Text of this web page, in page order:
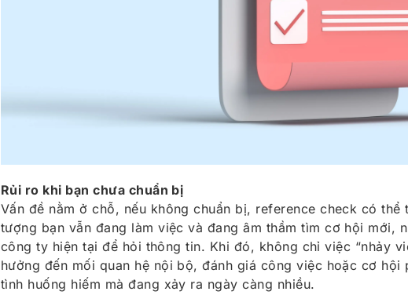
Rủi ro khi bạn chưa chuẩn bị
Vấn đề nằm ở chỗ, nếu không chuẩn bị, reference check có
tượng bạn vẫn đang làm việc và đang âm thầm tìm cơ hội mới,
công ty hiện tại để hỏi thông tin. Khi đó, không chỉ việc “nhảy
hưởng đến mối quan hệ nội bộ, đánh giá công việc hoặc cơ
tình huống hiếm mà đang xảy ra ngày càng nhiều.